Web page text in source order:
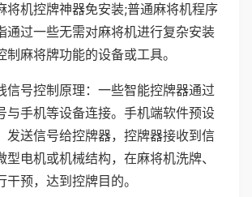
将机控牌神器免安装;普通麻将机程序
通过一些无需对麻将机进行复杂安装
麻将牌功能的设备或工具。
信号控制原理：一些智能控牌器通过
与手机等设备连接。手机端软件预设
发送信号给控牌器，控牌器接收到信
型电机或机械结构，在麻将机洗牌、
预，达到控牌目的。